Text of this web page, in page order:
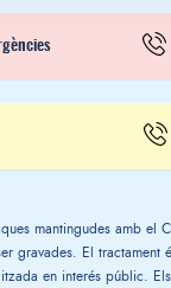
mantingudes amb el
gravades. El tractament
en interés públic.